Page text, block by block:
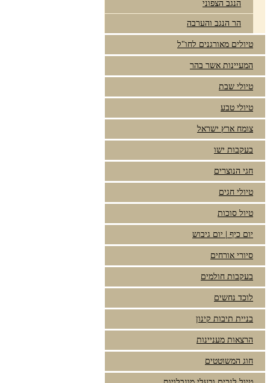
הנגב הצפוני
הר הנגב והערבה
טיולים מאורגנים לחו"ל
המעיינות אשר בהר
טיולי שבת
טיולי טבע
צומח ארץ ישראל
בעקבות ישו
חגי הנוצרים
טיולי חגים
טיול סוכות
יום כיף | יום גיבוש
סיורי אורחים
בעקבות חולמים
לוכד נחשים
בניית תיבות קינון
הרצאות מעניינות
חוג המשוטטים